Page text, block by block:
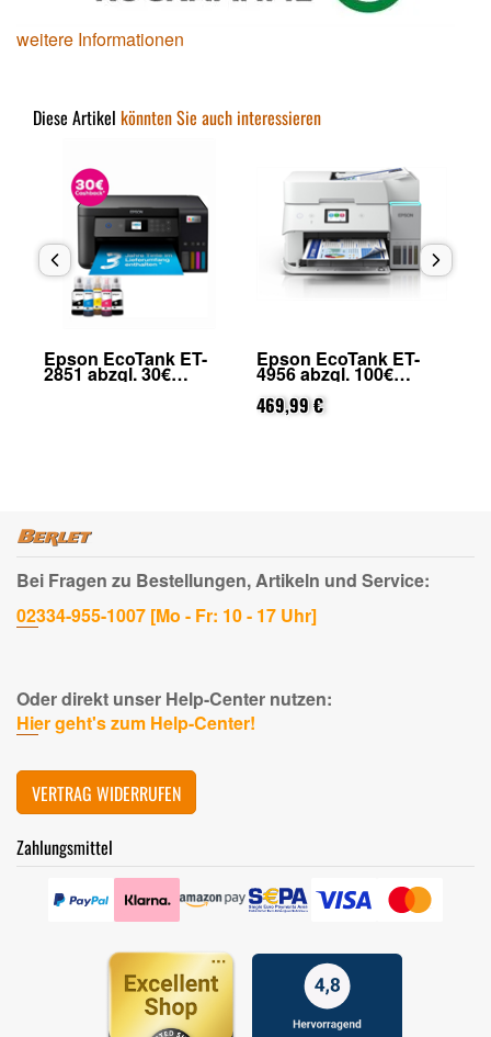
weitere Informationen
Diese Artikel könnten Sie auch interessieren
Epson EcoTank ET-
2851 abzgl. 30€
Cashback (von Epson
Epson EcoTank ET-
4956 abzgl. 100€
Cashback (von Epson
nach Registrierung)
469,99 €
Bei Fragen zu Bestellungen, Artikeln und Service:
02334-955-1007 [Mo - Fr: 10 - 17 Uhr]
Oder direkt unser Help-Center nutzen:
Hier geht's zum Help-Center!
VERTRAG WIDERRUFEN
Zahlungsmittel